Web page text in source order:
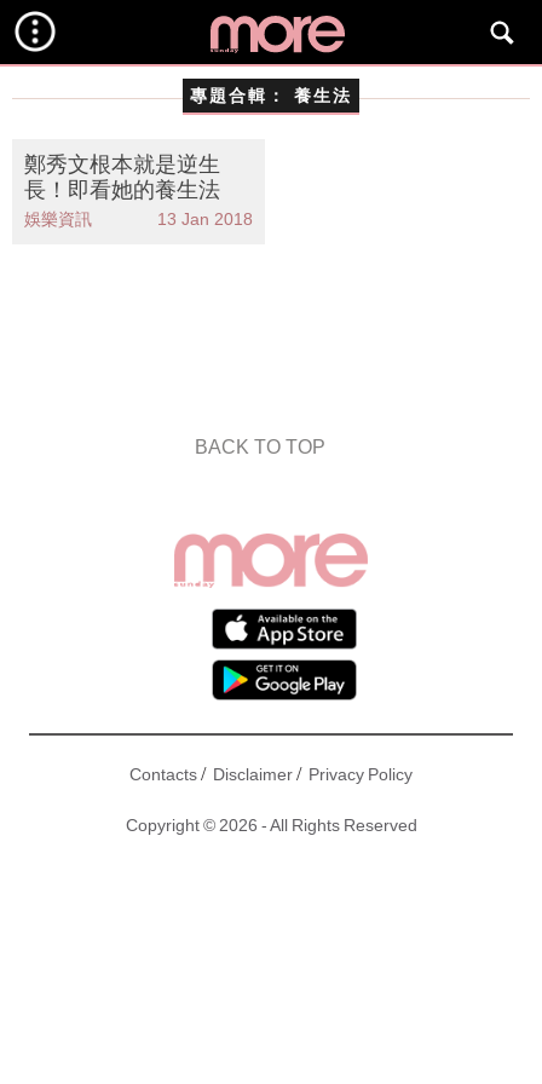
專題合輯： 養生法
鄭秀文根本就是逆生
長！即看她的養生法
娛樂資訊 13 Jan 2018
BACK TO TOP
Contacts/ Disclaimer/ Privacy Policy
Copyright © 2026 - All Rights Reserved